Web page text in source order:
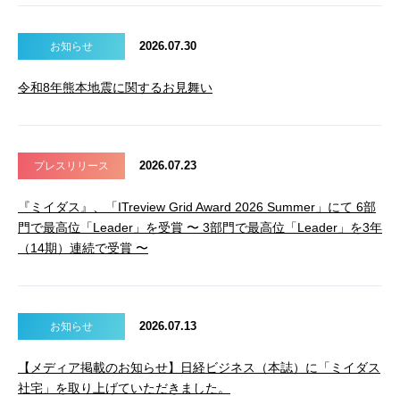
お知らせ 2026.07.30
令和8年熊本地震に関するお見舞い
プレスリリース 2026.07.23
『ミイダス』、「ITreview Grid Award 2026 Summer」にて 6部
門で最高位「Leader」を受賞 〜 3部門で最高位「Leader」を3年
（14期）連続で受賞 〜
お知らせ 2026.07.13
【メディア掲載のお知らせ】日経ビジネス（本誌）に「ミイダス
社宅」を取り上げていただきました。